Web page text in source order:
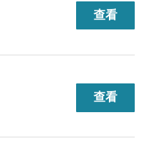
查看
查看